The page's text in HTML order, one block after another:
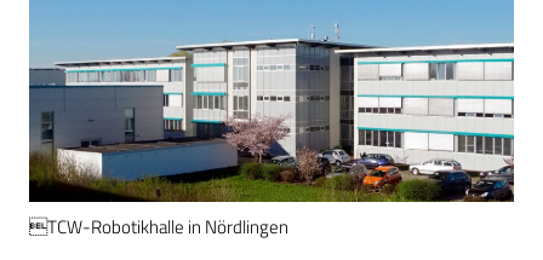
TCW-Robotikhalle in Nördlingen